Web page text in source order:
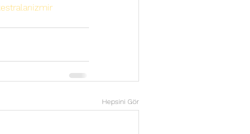
Hepsini Gör